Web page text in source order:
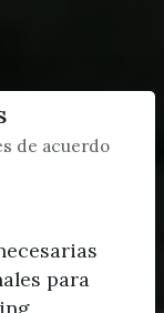
de acuerdo
para